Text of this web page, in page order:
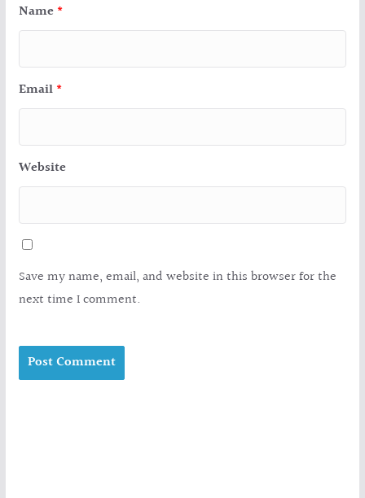
Name *
Email *
Website
Save my name, email, and website in this browser for the
next time I comment.